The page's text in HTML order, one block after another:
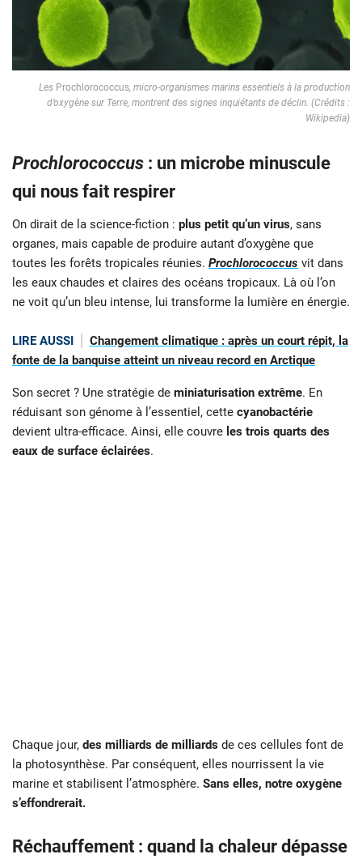
Les Prochlorococcus, micro-organismes marins essentiels à la production
d’oxygène sur Terre, montrent des signes inquiétants de déclin. (Crédits :
Wikipedia)
Prochlorococcus : un microbe minuscule
qui nous fait respirer
On dirait de la science-fiction : plus petit qu’un virus, sans
organes, mais capable de produire autant d’oxygène que
toutes les forêts tropicales réunies. Prochlorococcus vit dans
les eaux chaudes et claires des océans tropicaux. Là où l’on
ne voit qu’un bleu intense, lui transforme la lumière en énergie.
LIRE AUSSI
Changement climatique : après un court répit, la
fonte de la banquise atteint un niveau record en Arctique
Son secret ? Une stratégie de miniaturisation extrême. En
réduisant son génome à l’essentiel, cette cyanobactérie
devient ultra-efficace. Ainsi, elle couvre les trois quarts des
eaux de surface éclairées.
Chaque jour, des milliards de milliards de ces cellules font de
la photosynthèse. Par conséquent, elles nourrissent la vie
marine et stabilisent l’atmosphère. Sans elles, notre oxygène
s’effondrerait.
Réchauffement : quand la chaleur dépasse